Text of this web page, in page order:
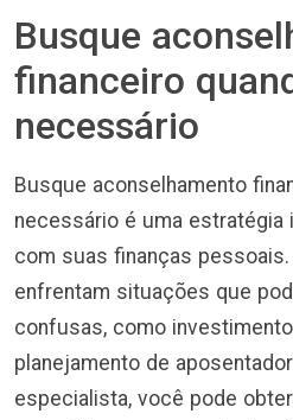
Busque
financeiro
necessário
Busque aconselhamento
necessário é uma estratégia
com suas finanças
enfrentam situações que
confusas, como
planejamento de
especialista, você pode